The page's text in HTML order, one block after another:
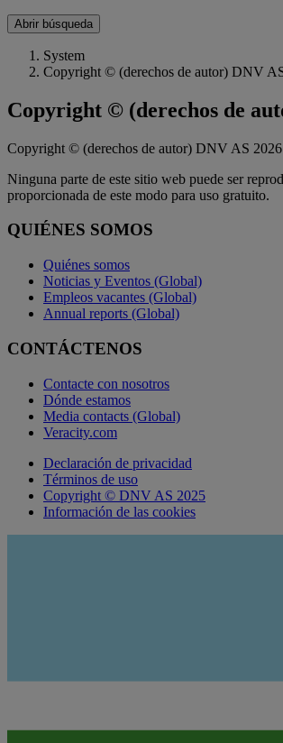
Abrir búsqueda
System
Copyright © (derechos de autor) DNV
Copyright © (derechos de
Copyright © (derechos de autor) DNV AS 2026
Ninguna parte de este sitio web puede ser
proporcionada de este modo para uso gratuito.
QUIÉNES SOMOS
Quiénes somos
Noticias y Eventos (Global)
Empleos vacantes (Global)
Annual reports (Global)
CONTÁCTENOS
Contacte con nosotros
Dónde estamos
Media contacts (Global)
Veracity.com
Declaración de privacidad
Términos de uso
Copyright © DNV AS 2025
Información de las cookies